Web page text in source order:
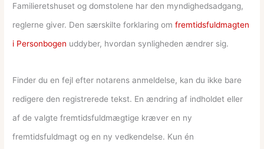
Familieretshuset og domstolene har den myndighedsadgang,
reglerne giver. Den særskilte forklaring omfremtidsfuldmagten
i Personbogen uddyber, hvordan synligheden ændrer sig.
Finder du en fejl efter notarens anmeldelse, kan du ikke bare
redigere den registrerede tekst. En ændring af indholdet eller
af de valgte fremtidsfuldmægtige kræver en ny
fremtidsfuldmagt og en ny vedkendelse. Kun én